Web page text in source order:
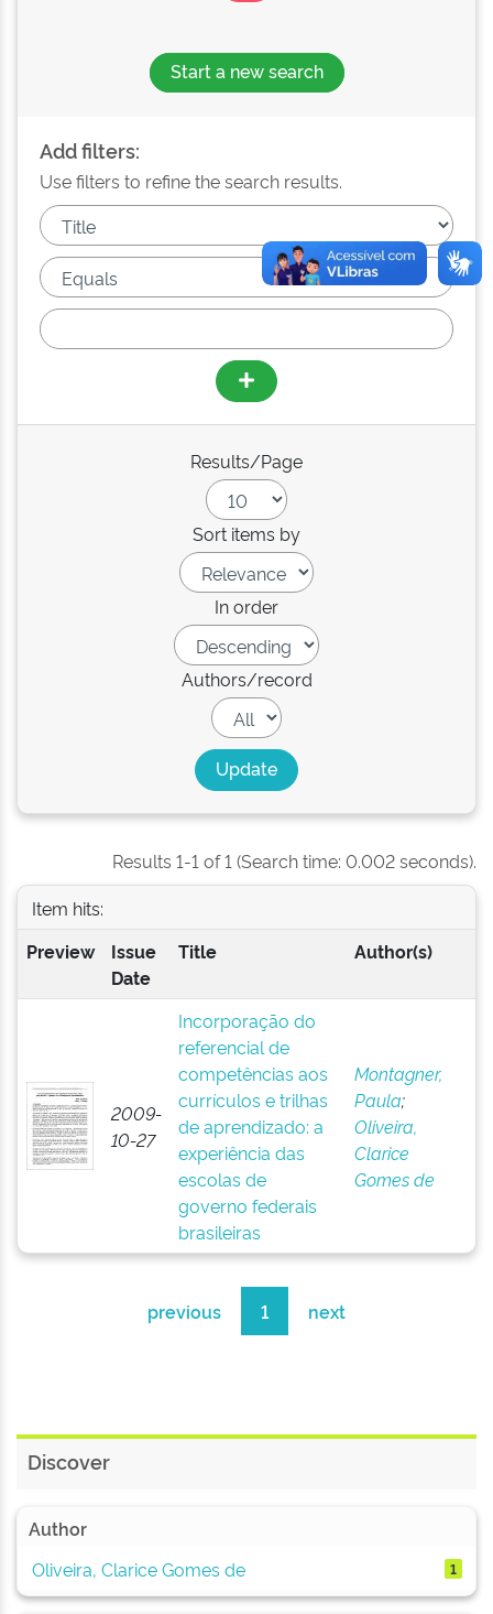
Start a new search
Add filters:
Use filters to refine the search results.
Results/Page
Sort items by
In order
Authors/record
Results 1-1 of 1 (Search time: 0.002 seconds).
Item hits:
Preview
Issue
Date
Title Author(s)
2009-
10-27
Incorporação do
referencial de
competências aos
currículos e trilhas
de aprendizado: a
experiência das
escolas de
governo federais
brasileiras
Montagner,
Paula;
Oliveira,
Clarice
Gomes de
previous 1 next
Discover
Author
Oliveira, Clarice Gomes de
1